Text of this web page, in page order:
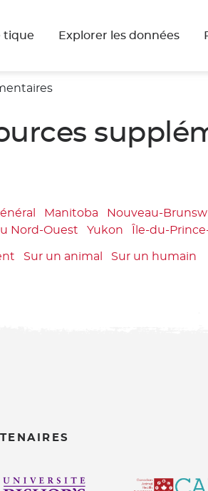
tique Explorer les données
Manitoba Nouveau-
Nord-Ouest Yukon Île-du-
Sur un animal Sur un humain